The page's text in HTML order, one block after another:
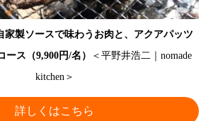
家製ソースで味わうお肉と、アクアパッツ
ース（9,900円/名）
＜平野井浩二｜nomade
kitchen＞
詳しくはこちら